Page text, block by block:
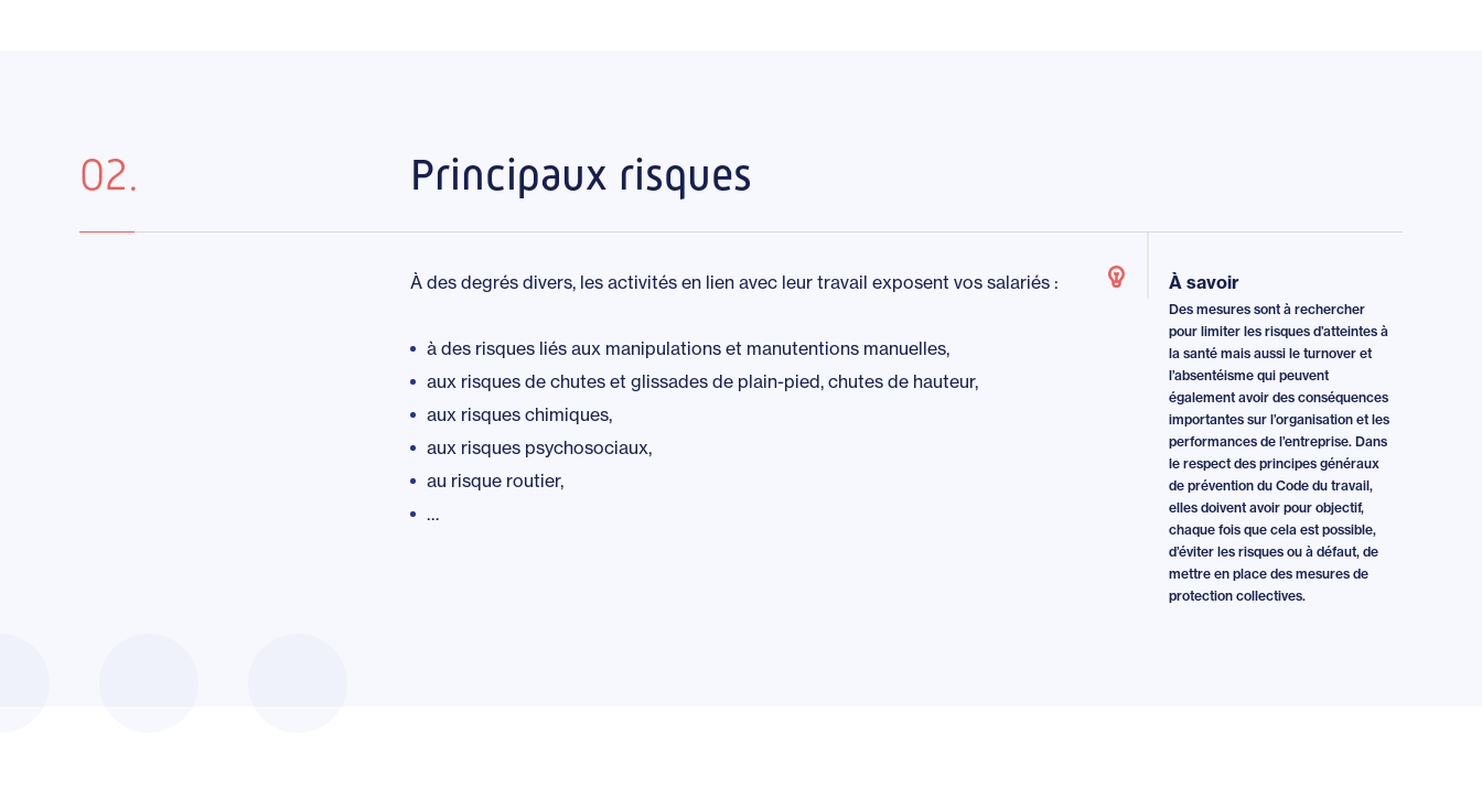
02. Principaux risques
À des degrés divers, les activités en lien avec leur travail exposent vos salariés :
à des risques liés aux manipulations et manutentions manuelles,
aux risques de chutes et glissades de plain-pied, chutes de hauteur,
aux risques chimiques,
aux risques psychosociaux,
au risque routier,
…
À savoir
Des mesures sont à rechercher
pour limiter les risques d’atteintes à
la santé mais aussi le turnover et
l’absentéisme qui peuvent
également avoir des conséquences
importantes sur l’organisation et les
performances de l’entreprise. Dans
le respect des principes généraux
de prévention du Code du travail,
elles doivent avoir pour objectif,
chaque fois que cela est possible,
d’éviter les risques ou à défaut, de
mettre en place des mesures de
protection collectives.